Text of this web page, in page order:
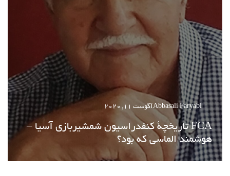
Abbasali Faryabiآگوست 11, 2020
FCA تاریخچة کنفدراسیون شمشیربازی آسیا –
هوشمند الماسی که بود؟